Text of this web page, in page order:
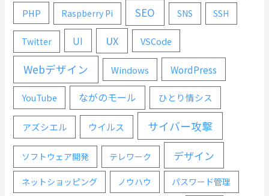
PHP Raspberry Pi SEO SNS SSH
Twitter UI UX VSCode
Webデザイン Windows WordPress
YouTube ながのモール ひとり情シス
アズシエル ウイルス サイバー攻撃
ソフトウェア開発 テレワーク デザイン
ネットショッピング ノウハウ パスワード管理